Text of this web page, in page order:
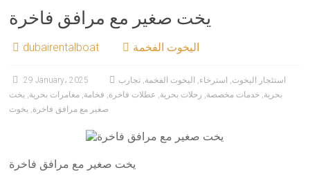
يخت صغير مع مرافق فاخرة
dubairentalboat اليخوت الفخمة
29 January، 2025 استئجار اليخوت, استرخاء, اليخوت الفخمة, تجارب
بحرية, خدمات مخصصة, رحلات بحرية, عطلات فاخرة, فخامة, مغامرات بحرية, يخت
صغير مع مرافق فاخرة, يخوت
يخت صغير مع مرافق فاخرة